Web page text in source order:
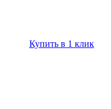
Купить в 1 клик